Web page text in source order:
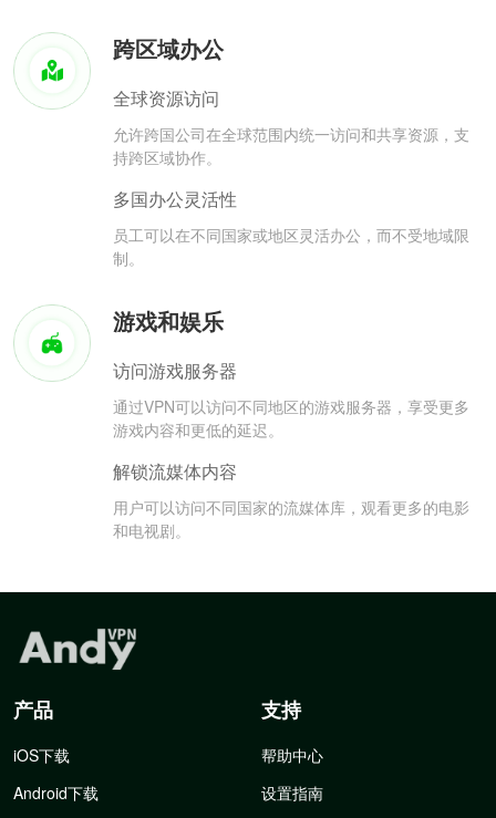
跨区域办公
全球资源访问
允许跨国公司在全球范围内统一访问和共享资源，支
持跨区域协作。
多国办公灵活性
员工可以在不同国家或地区灵活办公，而不受地域限
制。
游戏和娱乐
访问游戏服务器
通过VPN可以访问不同地区的游戏服务器，享受更多
游戏内容和更低的延迟。
解锁流媒体内容
用户可以访问不同国家的流媒体库，观看更多的电影
和电视剧。
产品
iOS下载
Android下载
支持
帮助中心
设置指南